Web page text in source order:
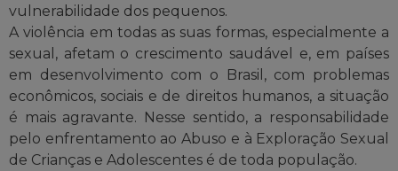
vulnerabilidade dos pequenos.
A violência em todas as suas formas, especialmente a
sexual, afetam o crescimento saudável e, em países
em desenvolvimento com o Brasil, com problemas
econômicos, sociais e de direitos humanos, a situação
é mais agravante. Nesse sentido, a responsabilidade
pelo enfrentamento ao Abuso e à Exploração Sexual
de Crianças e Adolescentes é de toda população.